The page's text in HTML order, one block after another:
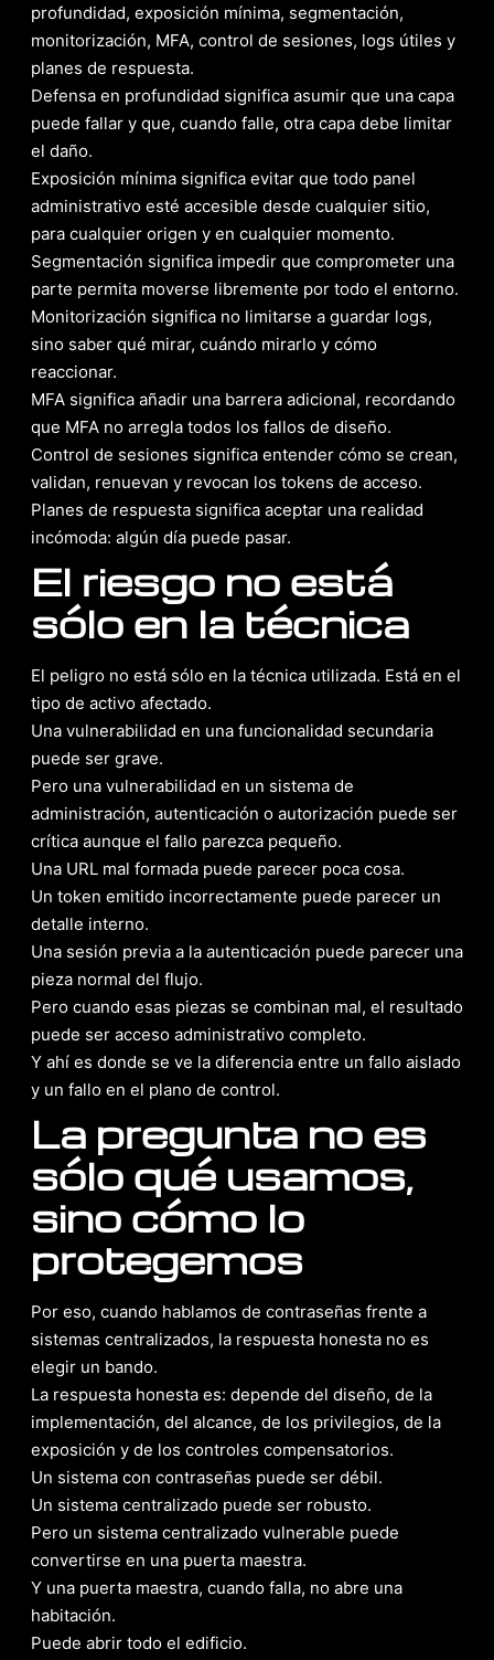
profundidad, exposición mínima, segmentación,
monitorización, MFA, control de sesiones, logs útiles y
planes de respuesta.
Defensa en profundidad significa asumir que una capa
puede fallar y que, cuando falle, otra capa debe limitar
el daño.
Exposición mínima significa evitar que todo panel
administrativo esté accesible desde cualquier sitio,
para cualquier origen y en cualquier momento.
Segmentación significa impedir que comprometer una
parte permita moverse libremente por todo el entorno.
Monitorización significa no limitarse a guardar logs,
sino saber qué mirar, cuándo mirarlo y cómo
reaccionar.
MFA significa añadir una barrera adicional, recordando
que MFA no arregla todos los fallos de diseño.
Control de sesiones significa entender cómo se crean,
validan, renuevan y revocan los tokens de acceso.
Planes de respuesta significa aceptar una realidad
incómoda: algún día puede pasar.
El riesgo no está
sólo en la técnica
El peligro no está sólo en la técnica utilizada. Está en el
tipo de activo afectado.
Una vulnerabilidad en una funcionalidad secundaria
puede ser grave.
Pero una vulnerabilidad en un sistema de
administración, autenticación o autorización puede ser
crítica aunque el fallo parezca pequeño.
Una URL mal formada puede parecer poca cosa.
Un token emitido incorrectamente puede parecer un
detalle interno.
Una sesión previa a la autenticación puede parecer una
pieza normal del flujo.
Pero cuando esas piezas se combinan mal, el resultado
puede ser acceso administrativo completo.
Y ahí es donde se ve la diferencia entre un fallo aislado
y un fallo en el plano de control.
La pregunta no es
sólo qué usamos,
sino cómo lo
protegemos
Por eso, cuando hablamos de contraseñas frente a
sistemas centralizados, la respuesta honesta no es
elegir un bando.
La respuesta honesta es: depende del diseño, de la
implementación, del alcance, de los privilegios, de la
exposición y de los controles compensatorios.
Un sistema con contraseñas puede ser débil.
Un sistema centralizado puede ser robusto.
Pero un sistema centralizado vulnerable puede
convertirse en una puerta maestra.
Y una puerta maestra, cuando falla, no abre una
habitación.
Puede abrir todo el edificio.